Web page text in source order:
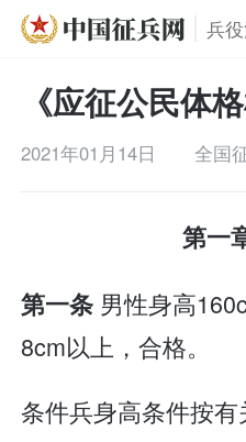
兵
《应征公民体
2021年01月14日 全国
第一
第一条 男性身高
8cm以上，合格。
条件兵身高条件按有